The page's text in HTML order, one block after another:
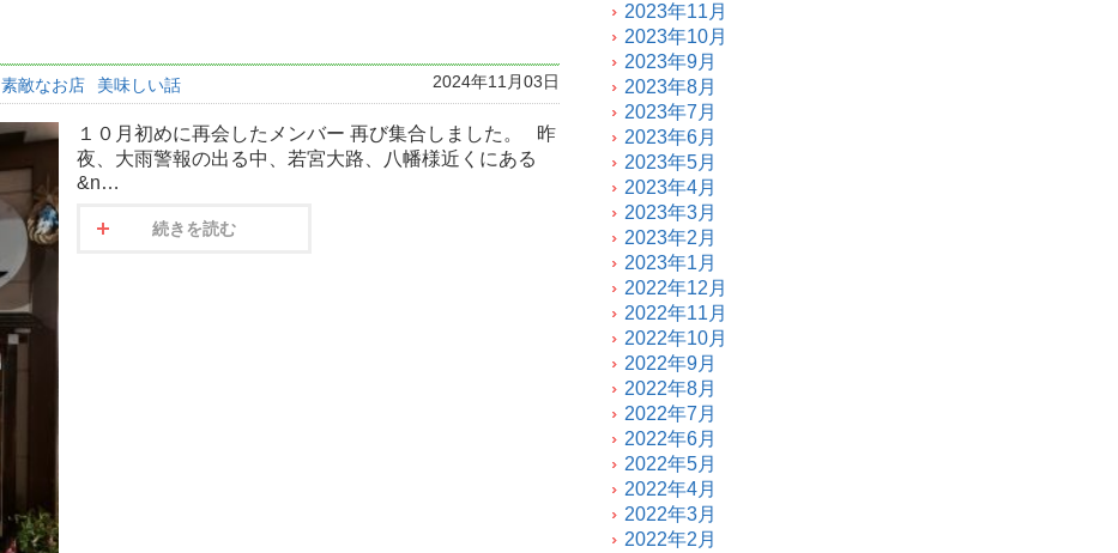
素敵なお店 美味しい話 2024年11月03日
１０月初めに再会したメンバー 再び集合しました。 昨
夜、大雨警報の出る中、若宮大路、八幡様近くにある
&n…
続きを読む
2023年11月
2023年10月
2023年9月
2023年8月
2023年7月
2023年6月
2023年5月
2023年4月
2023年3月
2023年2月
2023年1月
2022年12月
2022年11月
2022年10月
2022年9月
2022年8月
2022年7月
2022年6月
2022年5月
2022年4月
2022年3月
2022年2月